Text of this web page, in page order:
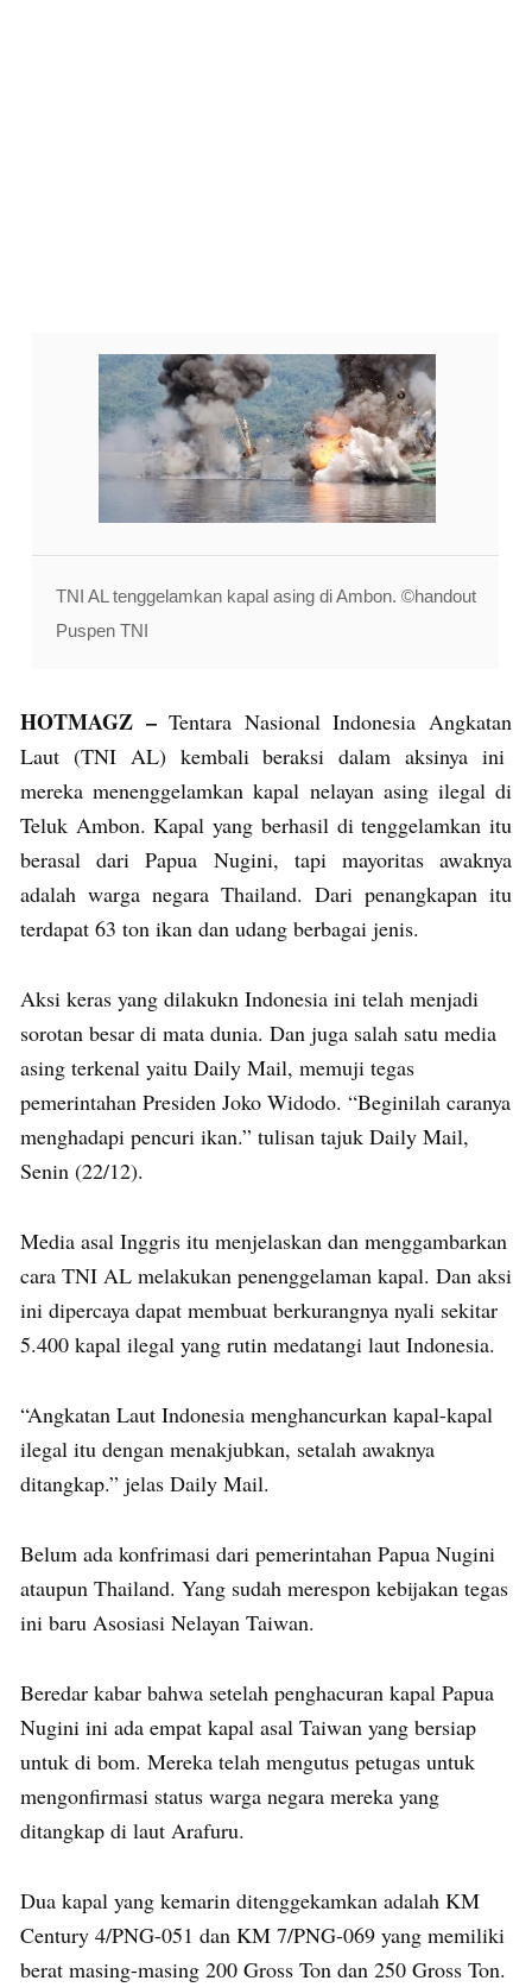
TNI AL tenggelamkan kapal asing di Ambon. ©handout
Puspen TNI
HOTMAGZ –Tentara Nasional Indonesia Angkatan
Laut (TNI AL) kembali beraksi dalam aksinya ini
mereka menenggelamkan kapal nelayan asing ilegal di
Teluk Ambon. Kapal yang berhasil di tenggelamkan itu
berasal dari Papua Nugini, tapi mayoritas awaknya
adalah warga negara Thailand. Dari penangkapan itu
terdapat 63 ton ikan dan udang berbagai jenis.
Aksi keras yang dilakukn Indonesia ini telah menjadi
sorotan besar di mata dunia. Dan juga salah satu media
asing terkenal yaitu Daily Mail, memuji tegas
pemerintahan Presiden Joko Widodo. “Beginilah caranya
menghadapi pencuri ikan.” tulisan tajuk Daily Mail,
Senin (22/12).
Media asal Inggris itu menjelaskan dan menggambarkan
cara TNI AL melakukan penenggelaman kapal. Dan aksi
ini dipercaya dapat membuat berkurangnya nyali sekitar
5.400 kapal ilegal yang rutin medatangi laut Indonesia.
“Angkatan Laut Indonesia menghancurkan kapal-kapal
ilegal itu dengan menakjubkan, setalah awaknya
ditangkap.” jelas Daily Mail.
Belum ada konfrimasi dari pemerintahan Papua Nugini
ataupun Thailand. Yang sudah merespon kebijakan tegas
ini baru Asosiasi Nelayan Taiwan.
Beredar kabar bahwa setelah penghacuran kapal Papua
Nugini ini ada empat kapal asal Taiwan yang bersiap
untuk di bom. Mereka telah mengutus petugas untuk
mengonfirmasi status warga negara mereka yang
ditangkap di laut Arafuru.
Dua kapal yang kemarin ditenggekamkan adalah KM
Century 4/PNG-051 dan KM 7/PNG-069 yang memiliki
berat masing-masing 200 Gross Ton dan 250 Gross Ton.